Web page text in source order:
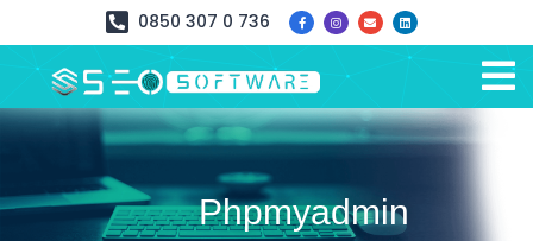
0850 307 0 736
Phpmyadmin